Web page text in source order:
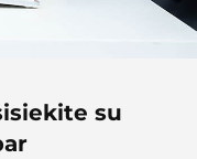
su